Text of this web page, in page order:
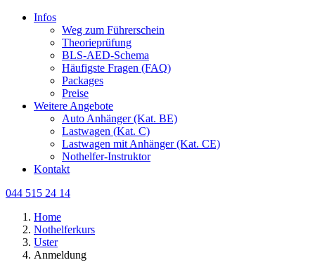
Infos
Weg zum Führerschein
Theorieprüfung
BLS-AED-Schema
Häufigste Fragen (FAQ)
Packages
Preise
Weitere Angebote
Auto Anhänger (Kat. BE)
Lastwagen (Kat. C)
Lastwagen mit Anhänger (Kat. CE)
Nothelfer-Instruktor
Kontakt
044 515 24 14
Home
Nothelferkurs
Uster
Anmeldung